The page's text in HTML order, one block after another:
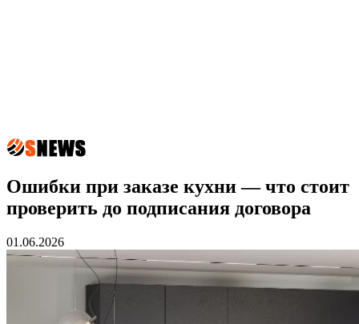
Ошибки при заказе кухни — что стоит
проверить до подписания договора
01.06.2026